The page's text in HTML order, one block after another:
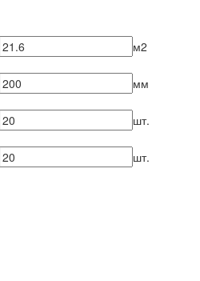
м2
мм
шт.
шт.